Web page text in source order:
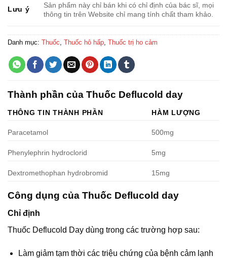
Lưu ý
Sản phẩm này chỉ bán khi có chỉ định của bác sĩ, mọi
thông tin trên Website chỉ mang tính chất tham khảo.
Danh mục: Thuốc Thuốc hô hấp Thuốc trị ho cảm
Thành phần của Thuốc Deflucold day
THÔNG TIN THÀNH PHẦN HÀM LƯỢNG
Paracetamol 500mg
Phenylephrin hydroclorid 5mg
Dextromethophan hydrobromid 15mg
Công dụng của Thuốc Deflucold day
Chỉ định
Thuốc Deflucold Day dùng trong các trường hợp sau:
Làm giảm tạm thời các triệu chứng của bệnh cảm lạnh